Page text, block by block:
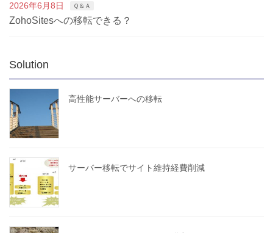
2026年6月8日 Ｑ＆Ａ
ZohoSitesへの移転できる？
Solution
高性能サーバーへの移転
サーバー移転でサイト維持経費削減